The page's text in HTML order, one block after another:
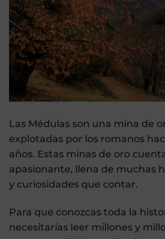
Las Médulas son una mina de
explotadas por los romanos
años. Estas minas de oro
apasionante, llena de muchas
y curiosidades que contar.
Para que conozcas toda la
necesitarías leer millones y